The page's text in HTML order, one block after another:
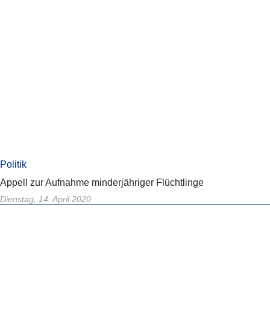
Politik
Appell zur Aufnahme minderjähriger Flüchtlinge
Dienstag, 14. April 2020